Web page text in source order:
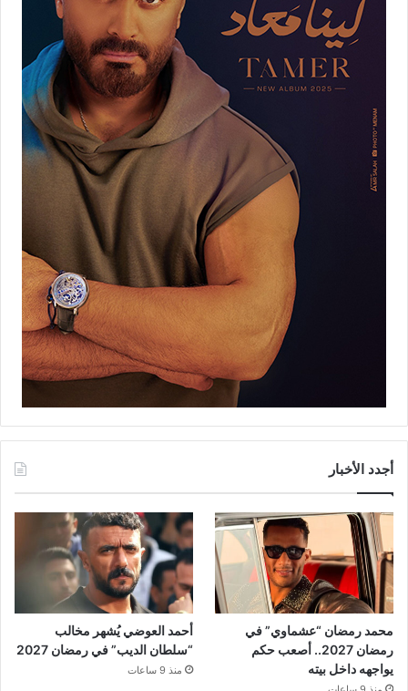
أجدد الأخبار
محمد رمضان “عشماوي” في
رمضان 2027.. أصعب حكم
يواجهه داخل بيته
أحمد العوضي يُشهر مخالب
“سلطان الديب” في رمضان 2027
منذ 9 ساعات